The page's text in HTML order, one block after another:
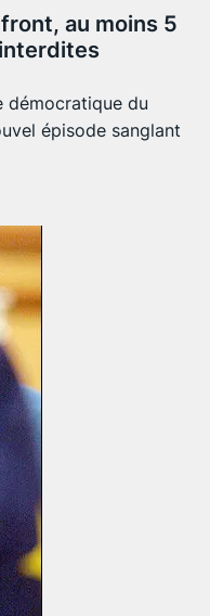
au moins 5
démocratique du
épisode sanglant